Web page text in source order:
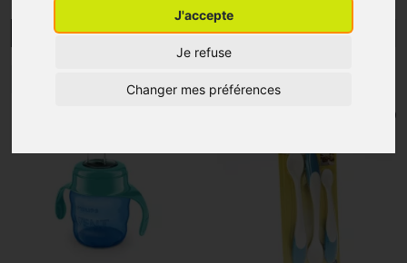
J'accepte
Je refuse
Changer mes préférences
MENU/FILTRES